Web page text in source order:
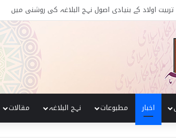
نہج البلاغہ میں حکومت و سیاست کے اصول
اخبار مطبوعات نہج البلاغہ مقالات